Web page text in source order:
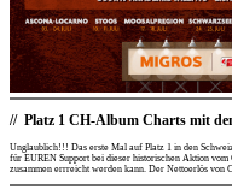
Platz 1 CH-Album Charts mit
Unglaublich!!! Das erste Mal auf Platz 1 in den
für EUREN Support bei dieser historischen Aktion vom
zusammen errreicht werden kann. Der Nettoerlös von